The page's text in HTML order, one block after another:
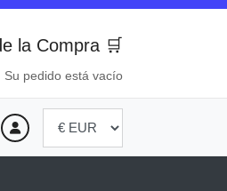
la Compra 🛒
Su pedido está vacío